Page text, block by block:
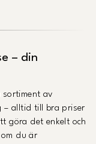
– din
av
– alltid till bra priser
göra det enkelt och
du är